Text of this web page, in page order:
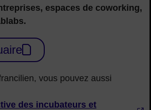
espaces de coworking,
vous pouvez aussi
des incubateurs et